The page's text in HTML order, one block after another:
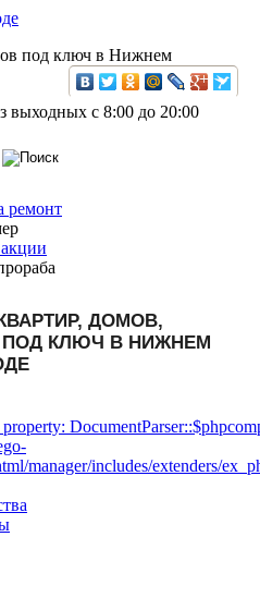
под ключ в Нижнем
выходных с 8:00 до 20:00
ремонт
manager/includes/extenders/
ДОМОВ,
КЛЮЧ В НИЖНЕМ